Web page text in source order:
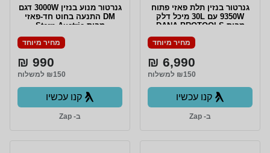
גנרטור בנזין תלת פאזי פתוח
9350W עם 30L מיכל דלק
מבית DANA PROTOOLS
מחיר מיוחד
6,990 ₪
₪150 למשלוח
קנו עכשיו
ב- Zap
גנרטור מנוע בנזין 3000W דגם
DM התנעה בחוט חד-פאזי
מבית Stern Austria
מחיר מיוחד
990 ₪
₪150 למשלוח
קנו עכשיו
ב- Zap